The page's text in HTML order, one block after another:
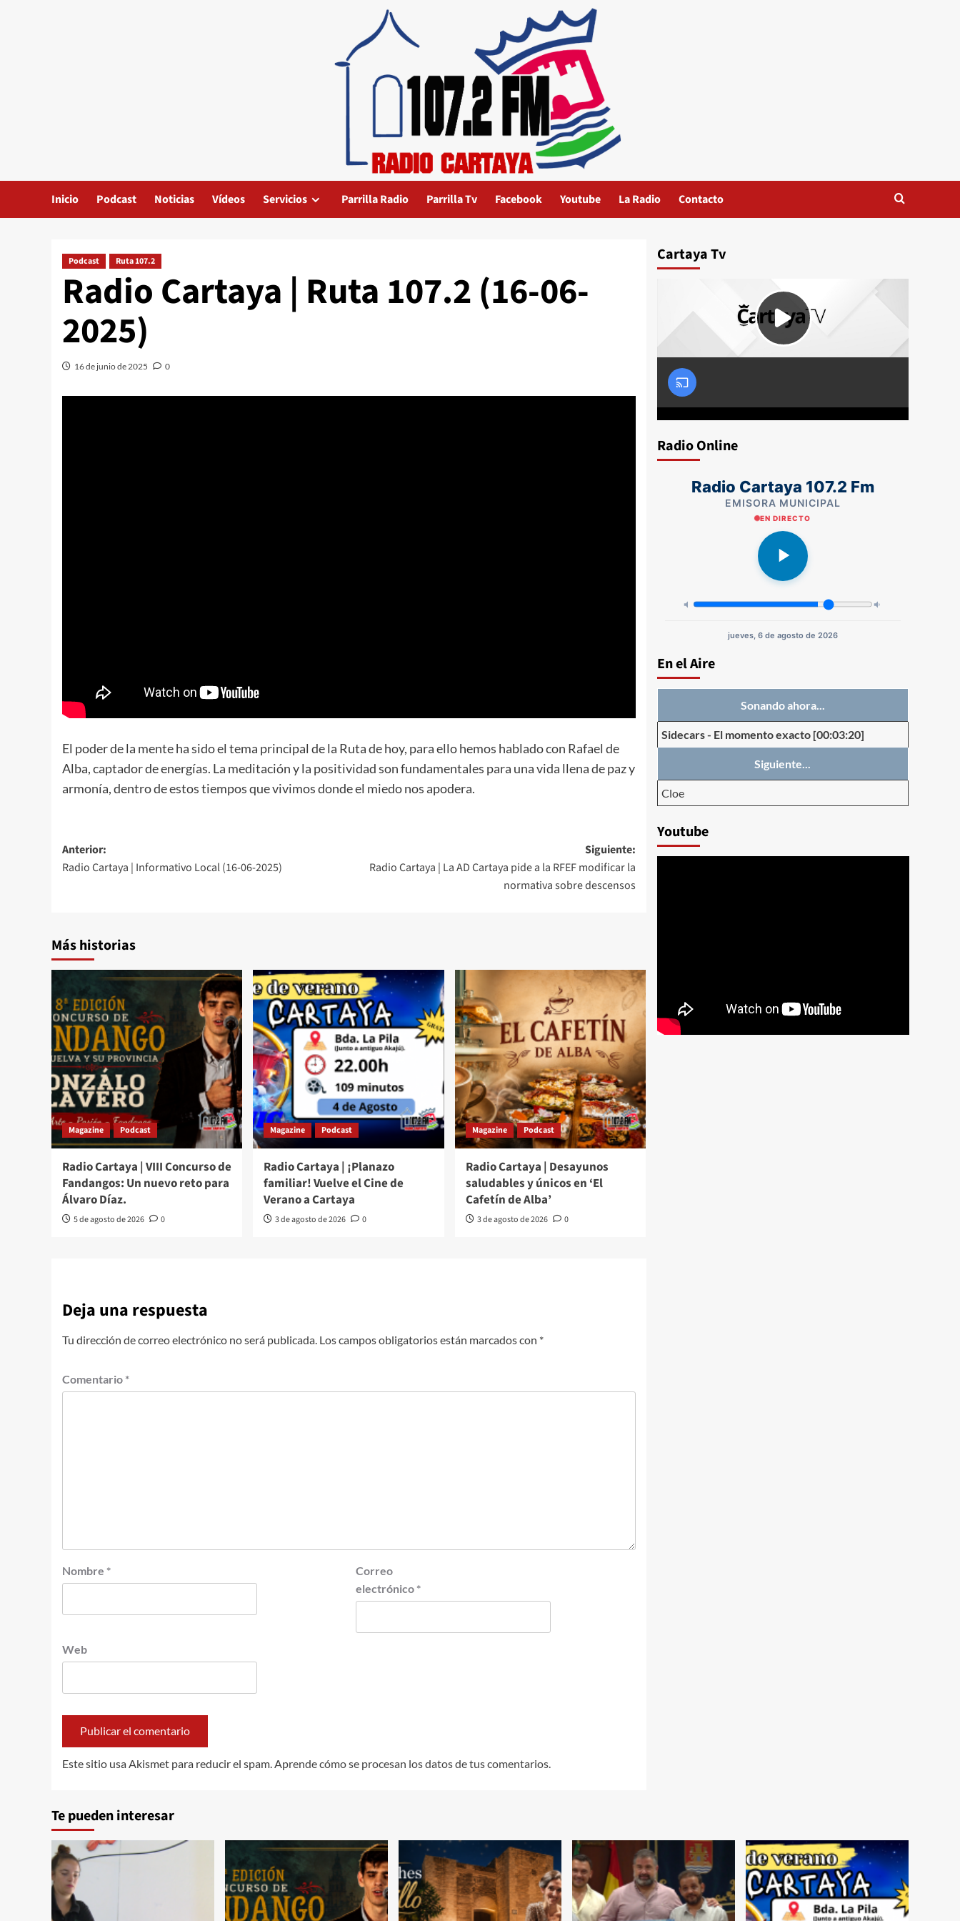
Inicio Podcast Noticias Vídeos Servicios Parrilla Radio Parrilla Tv Facebook Youtube La Radio Contacto
Podcast Ruta 107.2
Radio Cartaya | Ruta 107.2 (16-06-
2025)
16 de junio de 2025 0
El poder de la mente ha sido el tema principal de la Ruta de hoy, para ello hemos hablado con Rafael de
Alba, captador de energías. La meditación y la positividad son fundamentales para una vida llena de paz y
armonía, dentro de estos tiempos que vivimos donde el miedo nos apodera.
Anterior:
Radio Cartaya | Informativo Local (16-06-2025)
Siguiente:
Radio Cartaya | La AD Cartaya pide a la RFEF modificar la
normativa sobre descensos
Más historias
Magazine Podcast
Radio Cartaya | VIII Concurso de
Fandangos: Un nuevo reto para
Álvaro Díaz.
5 de agosto de 2026 0
Magazine Podcast
Radio Cartaya | ¡Planazo
familiar! Vuelve el Cine de
Verano a Cartaya
3 de agosto de 2026 0
Magazine Podcast
Radio Cartaya | Desayunos
saludables y únicos en ‘El
Cafetín de Alba’
3 de agosto de 2026 0
Deja una respuesta
Tu dirección de correo electrónico no será publicada. Los campos obligatorios están marcados con *
Comentario *
Nombre *
Correo
electrónico *
Web
Este sitio usa Akismet para reducir el spam. Aprende cómo se procesan los datos de tus comentarios.
Cartaya Tv
Radio Online
Radio Cartaya 107.2 Fm
EMISORA MUNICIPAL
EN DIRECTO
jueves, 6 de agosto de 2026
En el Aire
Sonando ahora...
Sidecars- El momento exacto [00:03:20]
Siguiente...
Cloe
Youtube
Te pueden interesar